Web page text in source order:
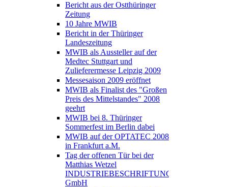
Bericht aus der Ostthüringer
Zeitung
10 Jahre MWIB
Bericht in der Thüringer
Landeszeitung
MWIB als Aussteller auf der
Medtec Stuttgart und
Zulieferermesse Leipzig 2009
Messesaison 2009 eröffnet
MWIB als Finalist des "Großen
Preis des Mittelstandes" 2008
geehrt
MWIB bei 8. Thüringer
Sommerfest im Berlin dabei
MWIB auf der OPTATEC 2008
in Frankfurt a.M.
Tag der offenen Tür bei der
Matthias Wetzel
INDUSTRIEBESCHRIFTUNGEN
GmbH